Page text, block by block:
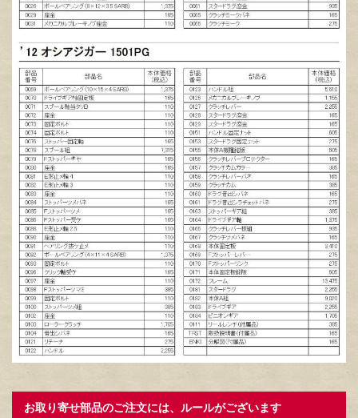
お取り寄せ部品のご注文には、ルールがございます